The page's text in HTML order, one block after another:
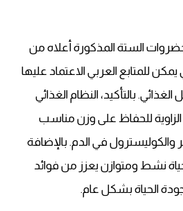
الستة المذكورة أعلاه من
يمكن للمتابع العربي الاعتماد عليها
بالتأكيد، النظام الغذائي
للحفاظ على وزن مناسب
في الدم. بالإضافة
نشط ومتوازن يعزز من فوائد
الحياة بشكل عام.